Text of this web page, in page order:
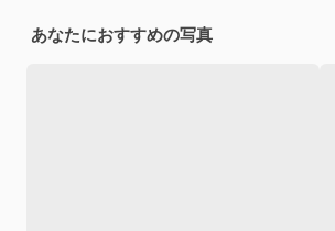
あなたにおすすめの写真